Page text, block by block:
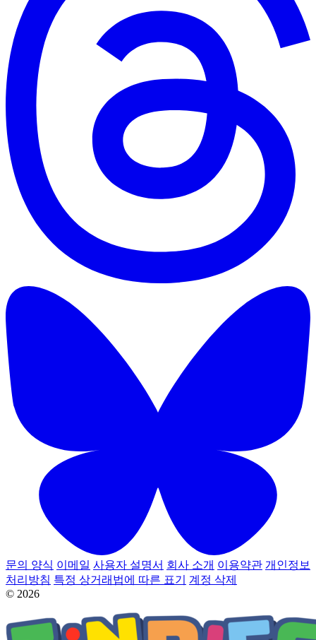
문의 양식 이메일 사용자 설명서 회사 소개 이용약관 개인정보
처리방침 특정 상거래법에 따른 표기
계정 삭제
© 2026